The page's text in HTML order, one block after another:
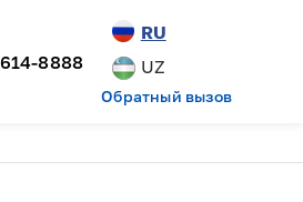
8888
RU
UZ
Обратный вызов